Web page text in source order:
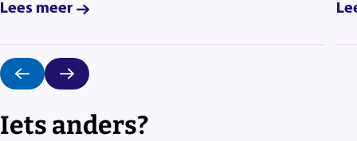
Lees meer
Iets anders?